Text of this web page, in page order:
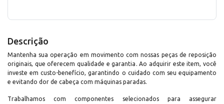
Descrição
Mantenha sua operação em movimento com nossas peças de reposição
originais, que oferecem qualidade e garantia. Ao adquirir este item, você
investe em custo-benefício, garantindo o cuidado com seu equipamento
e evitando dor de cabeça com máquinas paradas.
Trabalhamos com componentes selecionados para assegurar